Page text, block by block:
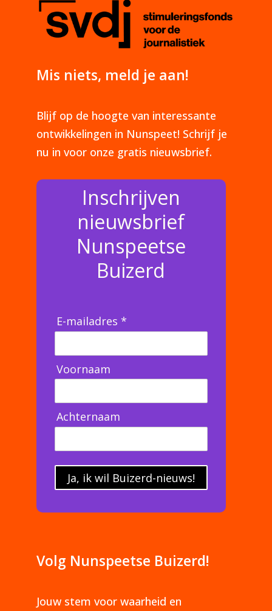
Mis niets, meld je aan!
Blijf op de hoogte van interessante
ontwikkelingen in Nunspeet! Schrijf je
nu in voor onze gratis nieuwsbrief.
Inschrijven
nieuwsbrief
Nunspeetse
Buizerd
E-mailadres *
Voornaam
Achternaam
Ja, ik wil Buizerd-nieuws!
Volg Nunspeetse Buizerd!
Jouw stem voor waarheid en